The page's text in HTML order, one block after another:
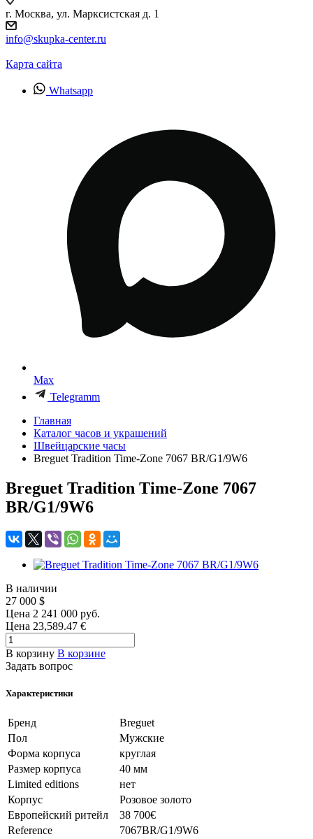
г. Москва, ул. Марксистская д. 1
info@skupka-center.ru
Карта сайта
Whatsapp
Max
Telegramm
Главная
Каталог часов и украшений
Швейцарские часы
Breguet Tradition Time-Zone 7067 BR/G1/9W6
Breguet Tradition Time-Zone 7067
BR/G1/9W6
В наличии
27 000 $
Цена 2 241 000 руб.
Цена 23,589.47 €
В корзину В корзине
Задать вопрос
Характеристики
Бренд
Breguet
Пол
Мужские
Форма корпуса
круглая
Размер корпуса
40 мм
Limited editions
нет
Корпус
Розовое золото
Европейский ритейл
38 700€
Reference
7067BR/G1/9W6